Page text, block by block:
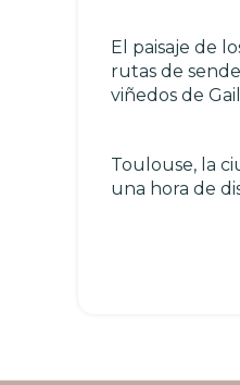
El paisaje de
rutas de
viñedos de
Toulouse, la
una hora de